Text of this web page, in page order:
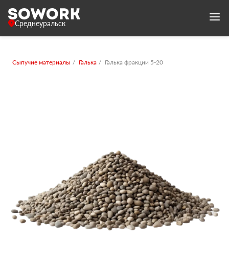
Среднеуральск
Сыпучие материалы Галька Галька фракции 5-20